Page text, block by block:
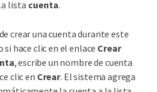
lista cuenta.
crear una cuenta durante este
si hace clic en el enlace Crear
, escribe un nombre de cuenta
clic en Crear. El sistema agrega